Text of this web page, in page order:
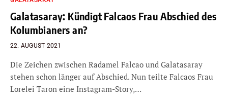
Galatasaray: Kündigt Falcaos Frau Abschied des
Kolumbianers an?
22. AUGUST 2021
Die Zeichen zwischen Radamel Falcao und Galatasaray
stehen schon länger auf Abschied. Nun teilte Falcaos Frau
Lorelei Taron eine Instagram-Story,…